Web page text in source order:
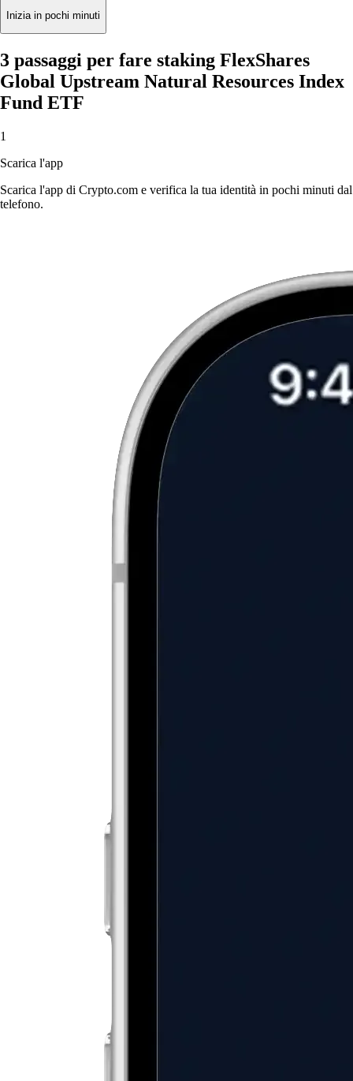
Inizia in pochi minuti
3 passaggi per fare staking FlexShares
Global Upstream Natural Resources Index
Fund ETF
1
Scarica l'app
Scarica l'app di Crypto.com e verifica la tua identità in pochi minuti dal
telefono.